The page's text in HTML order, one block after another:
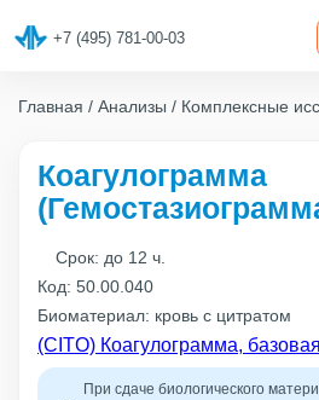
+7 (495) 781-00-03
Главная Анализы
Комплексные
Коагулограмма
Срок: до 12 ч.
Код: 50.00.040
Биоматериал: кровь с цитратом
(CITO) Коагулограмма, базовая
При сдаче биологического